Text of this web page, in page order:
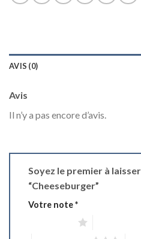
AVIS (0)
Avis
Il n’y a pas encore d’avis.
Soyez le premier à
“Cheeseburger”
Votre note*